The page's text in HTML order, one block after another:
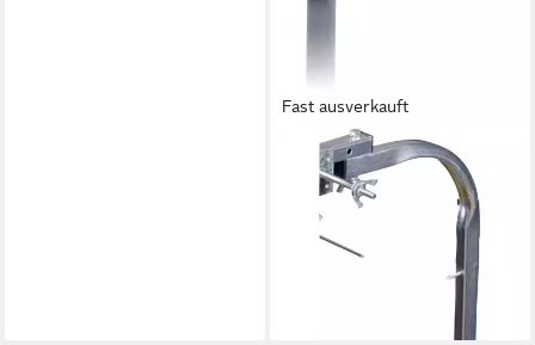
Fast ausverkauft
WITTENBERG ANTENNEN
SN 20N Aktive DVB-T/T2-
Dachantenne Außenbereich
Verstärkung: 20 dB
Dachantenne
lieferbar - in 2-3 Werktagen bei dir